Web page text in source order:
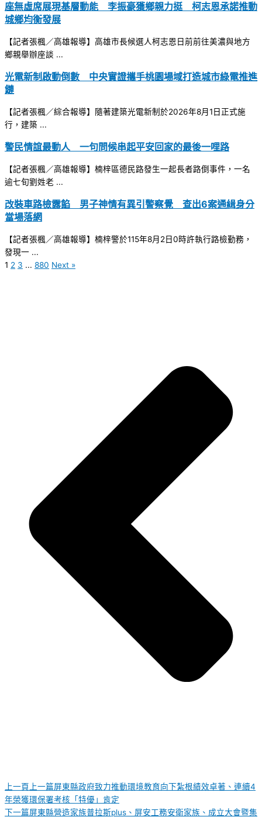
座無虛席展現基層動能 李振豪獲鄉親力挺 柯志恩承諾推動
城鄉均衡發展
【記者張楓／高雄報導】高雄市長候選人柯志恩日前前往美濃與地方
鄉親舉辦座談 ...
光電新制啟動倒數 中央實證攜手桃園場域打造城市綠電推進
鏈
【記者張楓／綜合報導】隨著建築光電新制於2026年8月1日正式施
行，建築 ...
警民情誼最動人 一句問候串起平安回家的最後一哩路
【記者張楓／高雄報導】楠梓區德民路發生一起長者路倒事件，一名
逾七旬劉姓老 ...
改裝車路檢露餡 男子神情有異引警察覺 查出6案通緝身分
當場落網
【記者張楓／高雄報導】楠梓警於115年8月2日0時許執行路檢勤務，
發現一 ...
1 2 3 ... 880 Next »
上一頁 上一篇屏東縣政府致力推動環境教育向下紮根績效卓著、連續4
年榮獲環保署考核「特優」肯定
下一篇屏東縣營造家族普拉斯plus、屏安工務安衛家族、成立大會暨集